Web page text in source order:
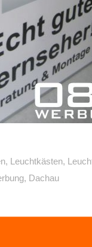
Leuchtkästen,
Dachau